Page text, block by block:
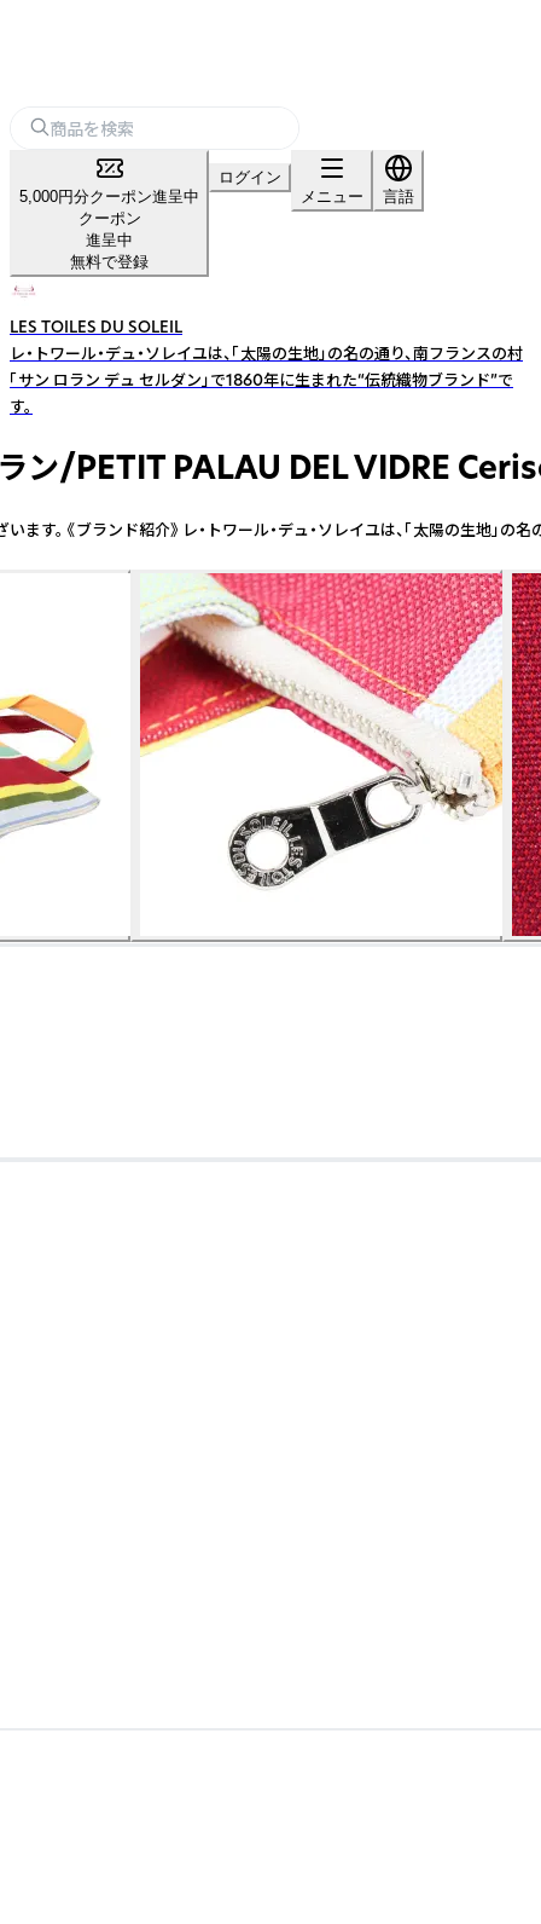
5,000円分クーポン進呈中
クーポン
進呈中
無料で登録
ログイン
メニュー
言語
LES TOILES DU SOLEIL
レ・トワール・デュ・ソレイユは、「太陽の生地」の名の通り、南フランスの村
「サン ロラン デュ セルダン」で1860年に生まれた“伝統織物ブランド”で
す。
ン/PETIT PALAU DEL VIDRE
ランド紹介》 レ・トワール・デュ・ソレイユは、「太陽の生地」